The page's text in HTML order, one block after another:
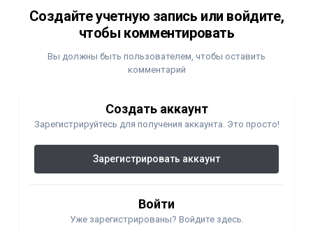
Создайте учетную запись или войдите,
чтобы комментировать
Вы должны быть пользователем, чтобы оставить
комментарий
Создать аккаунт
Зарегистрируйтесь для получения аккаунта. Это просто!
Зарегистрировать аккаунт
Войти
Уже зарегистрированы? Войдите здесь.